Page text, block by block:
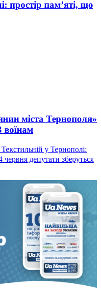
простір пам’яті, що
міста Тернополя»
воїнам
у Тернополі:
червня депутати зберуться